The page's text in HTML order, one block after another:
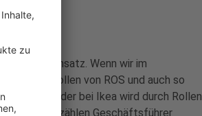
im Einsatz. Wenn wir im
der Rollen von ROS und auch so
oder bei Ikea wird durch Rollen
Podcast erzählen Geschäftsführer